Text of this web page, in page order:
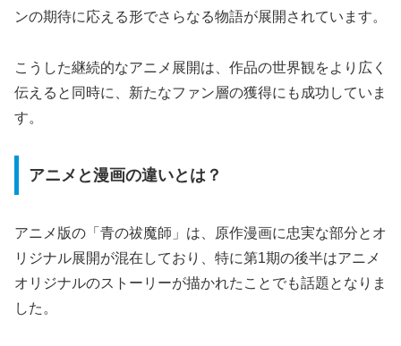
ンの期待に応える形でさらなる物語が展開されています。
こうした継続的なアニメ展開は、作品の世界観をより広く
伝えると同時に、新たなファン層の獲得にも成功していま
す。
アニメと漫画の違いとは？
アニメ版の「青の祓魔師」は、原作漫画に忠実な部分とオ
リジナル展開が混在しており、特に第1期の後半はアニメ
オリジナルのストーリーが描かれたことでも話題となりま
した。